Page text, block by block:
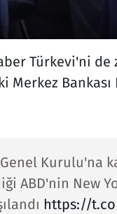
Türkevi'ni
Merkez Bankası
Kurulu'na
ABD'nin New
https://